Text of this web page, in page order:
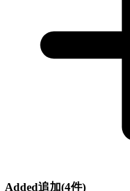
Added追加(4件)